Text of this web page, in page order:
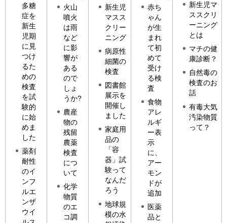
多糖
症を
新生
児期
に見
つけ
るた
めの
検査
を試
験的
に始
めま
した
薬剤
耐性
のイ
ンフ
ルエ
ンザ
ウイ
火山
噴火
は雨
など
に影
響が
ある
ので
しょ
うか?
農産
物の
残留
農薬
検査
につ
いて
化学
物質
のエ
コ調
新生児
マスス
クリー
ニング
病原性
細菌の
検査
図書館
展示を
開催し
ました
家庭用
品の
「容
器」試
験って
なんだ
ろう
地球規
模の水
赤ち
ゃん
が生
まれ
て初
めて
受け
る検
査
食物
アレ
ルギ
ー表
示
に、
アー
モン
ドが
追加
医薬
品と
新生児マ
ススクリ
ーニング
とは
マチの健
康診断？
自然毒の
検査のお
話
有毒大気
汚染物質
って？